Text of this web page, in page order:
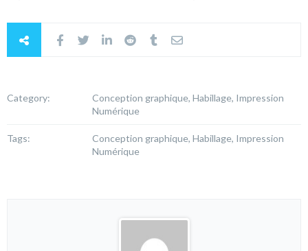
Category:
Conception graphique, Habillage, Impression
Numérique
Tags:
Conception graphique, Habillage, Impression
Numérique